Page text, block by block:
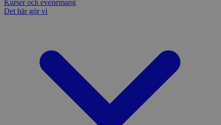
Kurser och evenemang
Det här gör vi